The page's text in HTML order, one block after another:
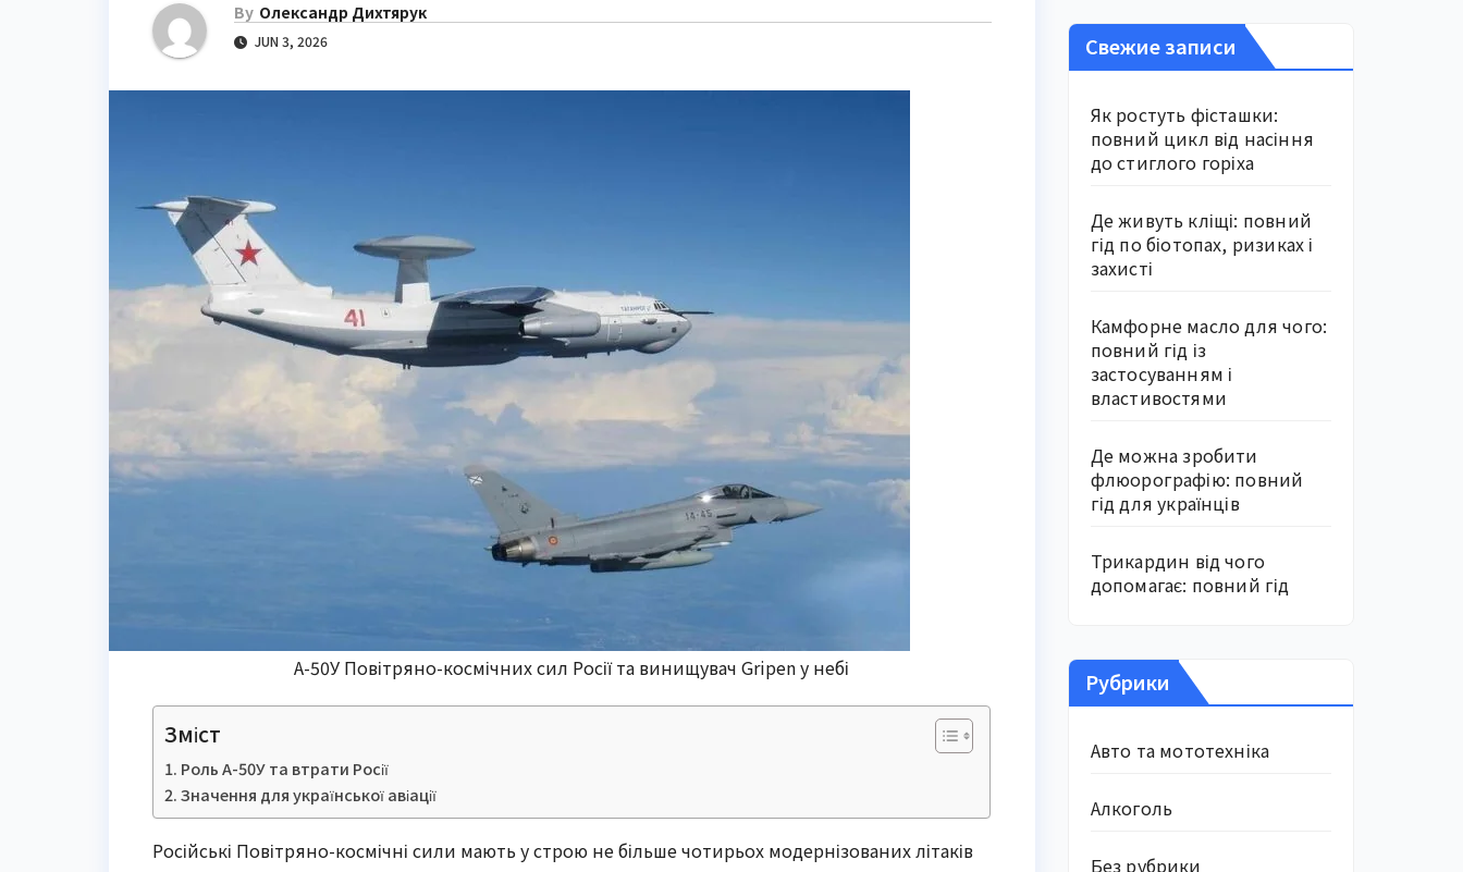
By Олександр Дихтярук
JUN 3, 2026
А-50У Повітряно-космічних сил Росії та винищувач Gripen у небі
Зміст
Роль А-50У та втрати Росії
Значення для української авіації
Російські Повітряно-космічні сили мають у строю не більше чотирьох модернізованих літаків
Свежие записи
Як ростуть фісташки:
повний цикл від насіння
до стиглого горіха
Де живуть кліщі: повний
гід по біотопах, ризиках і
захисті
Камфорне масло для чого:
повний гід із
застосуванням і
властивостями
Де можна зробити
флюорографію: повний
гід для українців
Трикардин від чого
допомагає: повний гід
Рубрики
Авто та мототехніка
Алкоголь
Без рубрики